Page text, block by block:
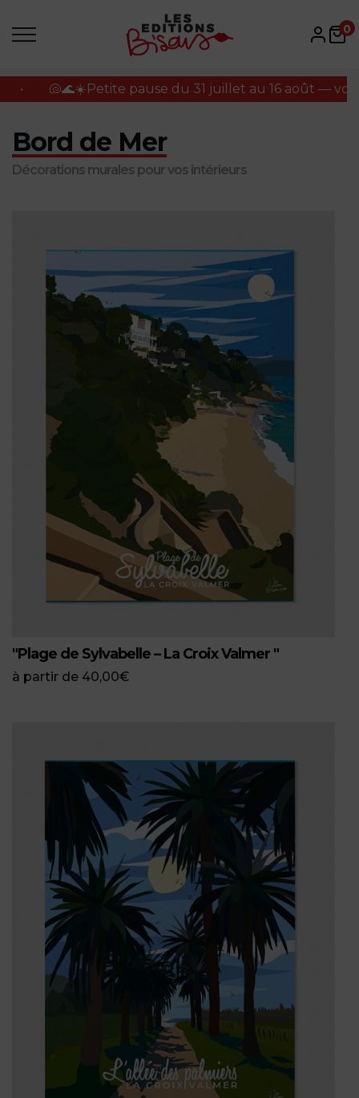
au 16 août — vos commandes seront traitées à
au 16 août — vos commandes seront traitées à
0
Bord de Mer
Décorations murales pour vos intérieurs
"Plage de Sylvabelle – La Croix Valmer "
à partir de 40,00€